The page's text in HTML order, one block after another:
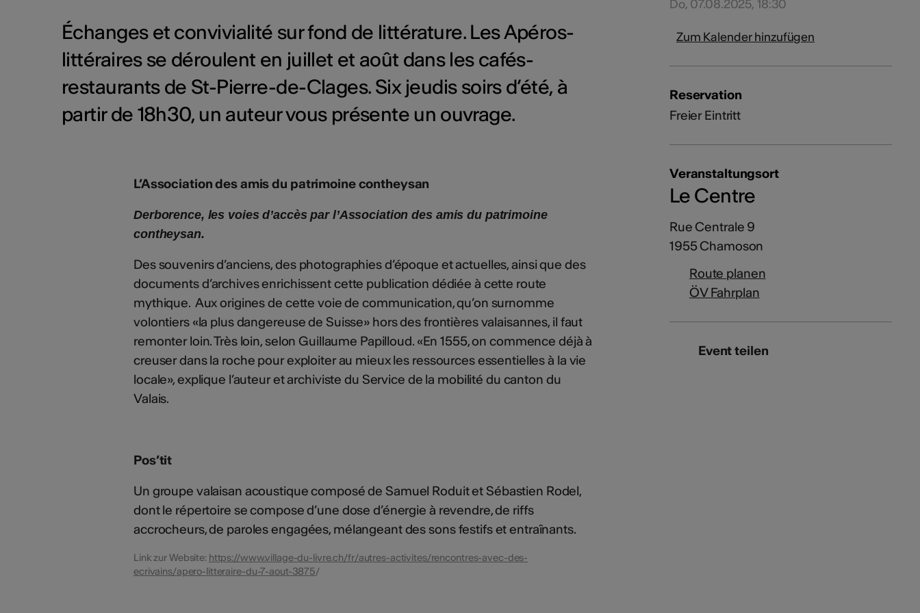
Échanges et convivialité sur fond de littérature. Les Apéros-
littéraires se déroulent en juillet et août dans les cafés-
restaurants de St-Pierre-de-Clages. Six jeudis soirs d’été, à
partir de 18h30, un auteur vous présente un ouvrage.
L’Association des amis du patrimoine contheysan
Derborence, les voies d’accès par l’Association des amis du patrimoine
contheysan.
Des souvenirs d’anciens, des photographies d’époque et actuelles, ainsi que des
documents d’archives enrichissent cette publication dédiée à cette route
mythique. Aux origines de cette voie de communication, qu’on surnomme
volontiers «la plus dangereuse de Suisse» hors des frontières valaisannes, il faut
remonter loin. Très loin, selon Guillaume Papilloud. «En 1555, on commence déjà à
creuser dans la roche pour exploiter au mieux les ressources essentielles à la vie
locale», explique l’auteur et archiviste du Service de la mobilité du canton du
Valais.
Pos’tit
Un groupe valaisan acoustique composé de Samuel Roduit et Sébastien Rodel,
dont le répertoire se compose d’une dose d’énergie à revendre, de riffs
accrocheurs, de paroles engagées, mélangeant des sons festifs et entraînants.
Link zur Website: https://www.village-du-livre.ch/fr/autres-activites/rencontres-avec-des-
ecrivains/apero-litteraire-du-7-aout-3875/
Do, 07.08.2025, 18:30
Zum Kalender hinzufügen
Reservation
Freier Eintritt
Veranstaltungsort
Le Centre
Rue Centrale 9
1955 Chamoson
Route planen
ÖV Fahrplan
Event teilen